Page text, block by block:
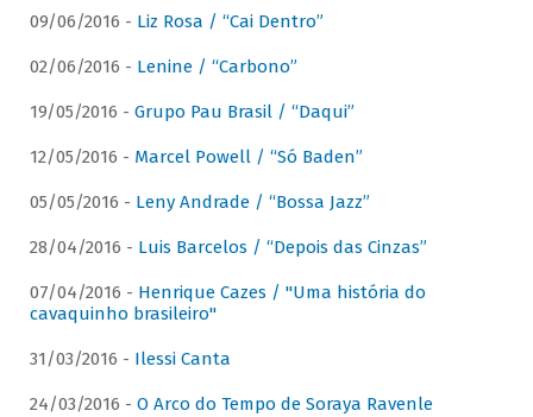
09/06/2016 - Liz Rosa / “Cai Dentro”
02/06/2016 - Lenine / “Carbono”
19/05/2016 - Grupo Pau Brasil / “Daqui”
12/05/2016 - Marcel Powell / “Só Baden”
05/05/2016 - Leny Andrade / “Bossa Jazz”
28/04/2016 - Luis Barcelos / “Depois das Cinzas”
07/04/2016 - Henrique Cazes / "Uma história do
cavaquinho brasileiro"
31/03/2016 - Ilessi Canta
24/03/2016 - O Arco do Tempo de Soraya Ravenle